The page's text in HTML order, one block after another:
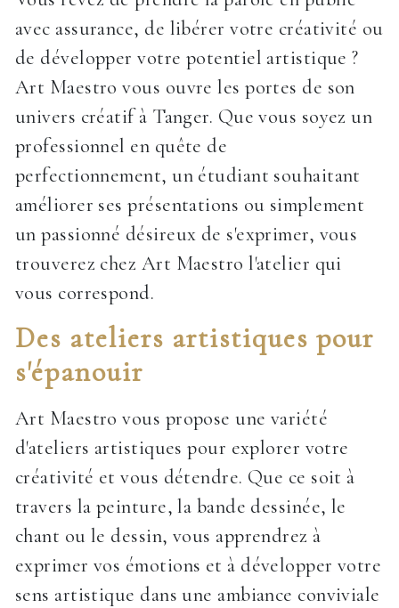
avec assurance, de libérer votre créativité ou
de développer votre potentiel artistique ?
Art Maestro vous ouvre les portes de son
univers créatif à Tanger. Que vous soyez un
professionnel en quête de
perfectionnement, un étudiant souhaitant
améliorer ses présentations ou simplement
un passionné désireux de s'exprimer, vous
trouverez chez Art Maestro l'atelier qui
vous correspond.
Des ateliers artistiques pour
s'épanouir
Art Maestro vous propose une variété
d'ateliers artistiques pour explorer votre
créativité et vous détendre. Que ce soit à
travers la peinture, la bande dessinée, le
chant ou le dessin, vous apprendrez à
exprimer vos émotions et à développer votre
sens artistique dans une ambiance conviviale